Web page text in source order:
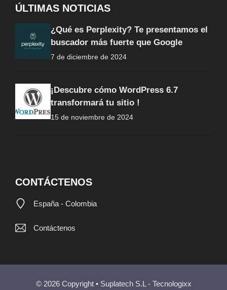
ÚLTIMAS NOTICIAS
¿Qué es Perplexity? Te presentamos el
buscador más fuerte que Google
7 de diciembre de 2024
¡Descubre cómo WordPress 6.7
transformará tu sitio !
15 de noviembre de 2024
CONTÁCTENOS
España - Colombia
Contáctenos
© 2026 Copyright • Suplatech S.L - Tecnologixx